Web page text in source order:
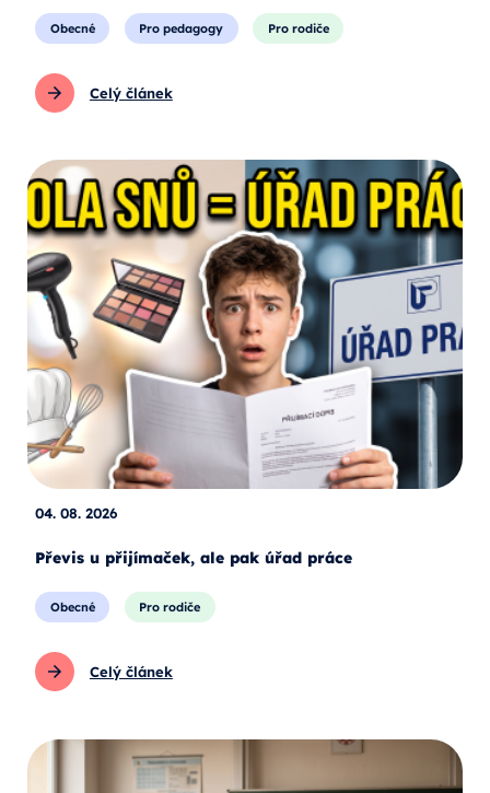
Obecné Pro pedagogy Pro rodiče
Celý článek
04. 08. 2026
Převis u přijímaček, ale pak úřad práce
Obecné Pro rodiče
Celý článek